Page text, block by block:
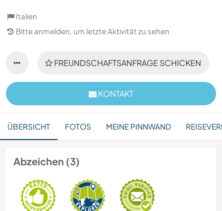
Italien
Bitte anmelden, um letzte Aktivität zu sehen
FREUNDSCHAFTSANFRAGE SCHICKEN
KONTAKT
ÜBERSICHT FOTOS MEINE PINNWAND
Abzeichen (3)